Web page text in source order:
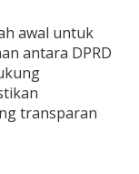
awal untuk
antara DPRD
transparan